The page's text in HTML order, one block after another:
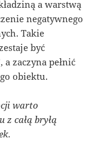
a warstwą
negatywnego
Takie
być
a zaczyna pełnić
obiektu.
warto
z całą bryłą